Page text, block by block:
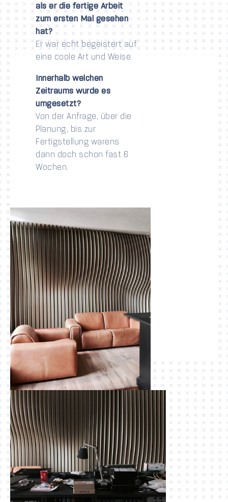
als er die fertige Arbeit
zum ersten Mal gesehen
hat?
Er war echt begeistert auf
eine coole Art und Weise.
Innerhalb welchen
Zeitraums wurde es
umgesetzt?
Von der Anfrage, über die
Planung, bis zur
Fertigstellung warens
dann doch schon fast 6
Wochen.